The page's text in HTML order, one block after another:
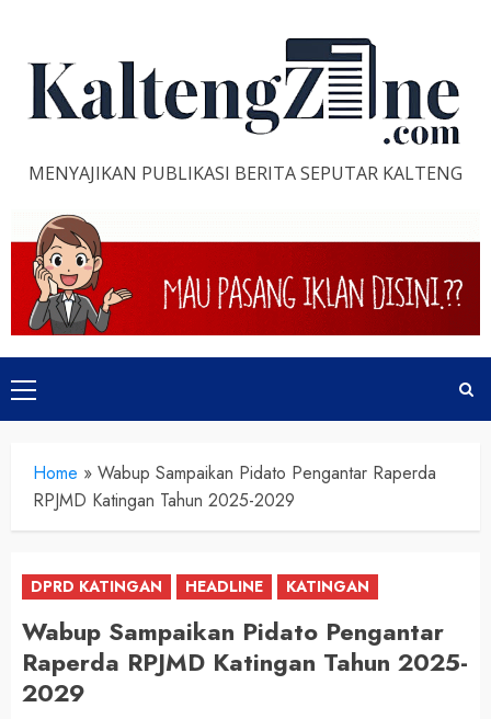
content
MENYAJIKAN PUBLIKASI BERITA SEPUTAR KALTENG
Primary
Menu
Home » Wabup Sampaikan Pidato Pengantar Raperda
RPJMD Katingan Tahun 2025-2029
DPRD KATINGAN HEADLINE KATINGAN
Wabup Sampaikan Pidato Pengantar
Raperda RPJMD Katingan Tahun 2025-
2029